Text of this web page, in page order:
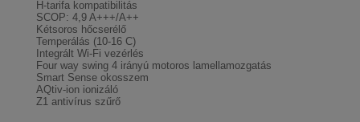
H-tarifa kompatibilitás
SCOP: 4,9 A+++/A++
Kétsoros hőcserélő
Temperálás (10-16 C)
Integrált Wi-Fi vezérlés
Four way swing 4 irányú motoros lamellamozgatás
Smart Sense okosszem
AQtiv-ion ionizáló
Z1 antivírus szűrő